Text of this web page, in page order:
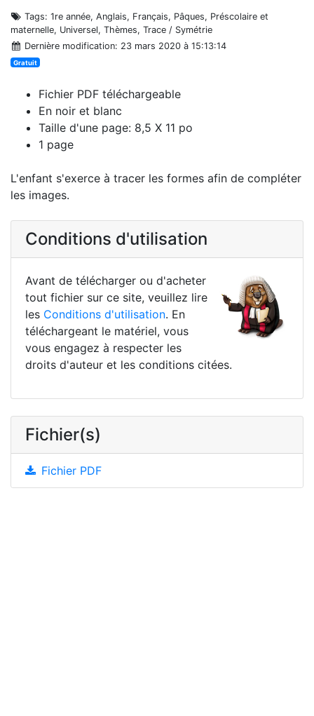
Tags: 1re année, Anglais, Français, Pâques, Préscolaire et
maternelle, Universel, Thèmes, Trace / Symétrie
Dernière modification: 23 mars 2020 à 15:13:14
Gratuit
Fichier PDF téléchargeable
En noir et blanc
Taille d'une page: 8,5 X 11 po
1 page
L'enfant s'exerce à tracer les formes afin de compléter
les images.
Conditions d'utilisation
Avant de télécharger ou d'acheter
tout fichier sur ce site, veuillez lire
les Conditions d'utilisation. En
téléchargeant le matériel, vous
vous engagez à respecter les
droits d'auteur et les conditions citées.
Fichier(s)
Fichier PDF